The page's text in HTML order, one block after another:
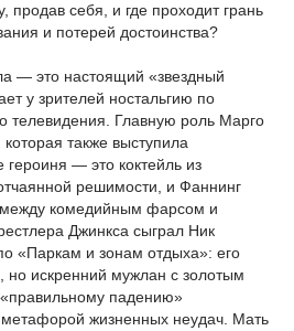
продав себя, и где проходит грань
и потерей достоинства?
— это настоящий «звездный
у зрителей ностальгию по
телевидения. Главную роль Марго
также выступила
— это коктейль из
решимости, и Фаннинг
между комедийным фарсом и
Джинкса сыграл Ник
«Паркам и зонам отдыха»: его
но искренний мужлан с золотым
падению»
жизненных неудач. Мать